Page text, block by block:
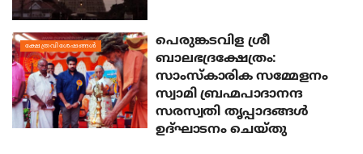
ക്ഷേത്രവിശേഷങ്ങള്‍
പെരുങ്കടവിള ശ്രീ
ബാലഭദ്രക്ഷേത്രം:
സാംസ്‌കാരിക സമ്മേളനം
സ്വാമി ബ്രഹ്മപാദാനന്ദ
സരസ്വതി തൃപ്പാദങ്ങള്‍
ഉദ്ഘാടനം ചെയ്തു